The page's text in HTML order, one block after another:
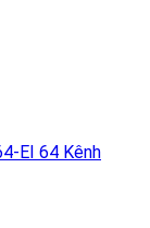
EI 64 Kênh